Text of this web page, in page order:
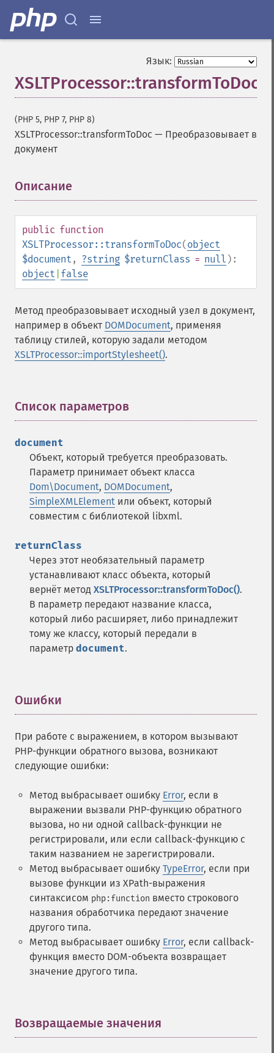
Язык:
XSLTProcessor::transformToDoc
(PHP 5, PHP 7, PHP 8)
XSLTProcessor::transformToDoc — Преобразовывает в
документ
Описание
public function
XSLTProcessor::transformToDoc(object
$document , ?string $returnClass = null ):
object false
Метод преобразовывает исходный узел в документ,
например в объект DOMDocument, применяя
таблицу стилей, которую задали методом
XSLTProcessor::importStylesheet().
Список параметров
document
Объект, который требуется преобразовать.
Параметр принимает объект класса
Dom\Document, DOMDocument,
SimpleXMLElement или объект, который
совместим с библиотекой libxml.
returnClass
Через этот необязательный параметр
устанавливают класс объекта, который
вернёт метод XSLTProcessor::transformToDoc().
В параметр передают название класса,
который либо расширяет, либо принадлежит
тому же классу, который передали в
параметр document.
Ошибки
При работе с выражением, в котором вызывают
PHP-функции обратного вызова, возникают
следующие ошибки:
Метод выбрасывает ошибку Error, если в
выражении вызвали PHP-функцию обратного
вызова, но ни одной callback-функции не
регистрировали, или если callback-функцию с
таким названием не зарегистрировали.
Метод выбрасывает ошибку TypeError, если при
вызове функции из XPath-выражения
синтаксисом php:function вместо строкового
названия обработчика передают значение
другого типа.
Метод выбрасывает ошибку Error, если callback-
функция вместо DOM-объекта возвращает
значение другого типа.
Возвращаемые значения